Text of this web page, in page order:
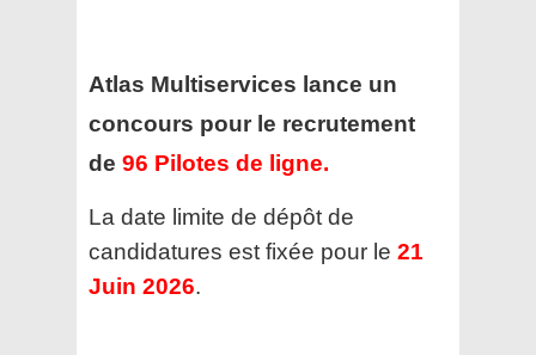
Atlas Multiservices lance un
concours pour le recrutement
de 96 Pilotes de ligne.
La date limite de dépôt de
candidatures est fixée pour le 21
Juin 2026.